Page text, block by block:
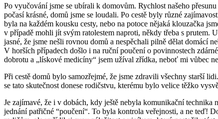
Po vyučování jsme se ubírali k domovům. Rychlost našeho
počasí krásné, domů jsme se loudali. Po cestě byly různé
byla na každém kousku cesty, nebo na potoce nějaká klouzačka
v případě mohli jít svým ratolestem naproti, někdy třeba s prutem.
jasné, že jsme nešli rovnou domů a nespěchali pilně dělat domácí
V horších případech došlo i na ruční poučení o povinnostech
dobrotu a „lískové medicíny“ jsem užíval zřídka, neboť mi vůbec
Při cestě domů bylo samozřejmé, že jsme zdravili všechny starší
se tato skutečnost donese rodičstvu, kterému bylo velice těžko
Je zajímavé, že i v dobách, kdy ještě nebyla komunikační
jednání patřičné “poučení“. To byla kontrola veřejnosti, a ne teď!